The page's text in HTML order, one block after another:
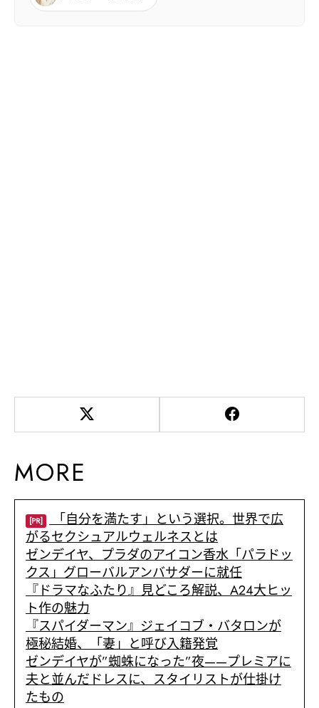
MORE
[PR]
「自分を満たす」という選択。世界で広
がるセクシュアルウェルネスとは
ゼンデイヤ、プラダのアイコン香水「パラドッ
クス」グローバルアンバサダーに就任
『ドラマなふたり』見どころ解説、A24大ヒッ
ト作の魅力
『スパイダーマン』ジェイコブ・バタロンが
極秘結婚、「妻」と呼び入籍発覚
ゼンデイヤが”蜘蛛になった”夜——プレミアに
夫と並んだドレスに、スタイリストが仕掛け
たもの